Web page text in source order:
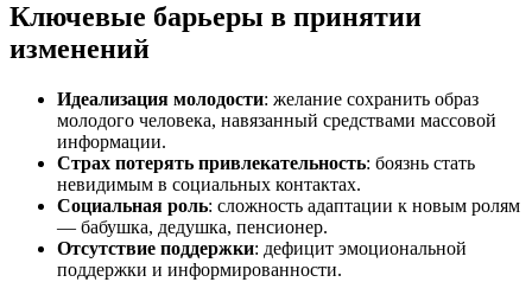
Ключевые барьеры в принятии
изменений
Идеализация молодости: желание сохранить образ
молодого человека, навязанный средствами массовой
информации.
Страх потерять привлекательность: боязнь стать
невидимым в социальных контактах.
Социальная роль: сложность адаптации к новым ролям
— бабушка, дедушка, пенсионер.
Отсутствие поддержки: дефицит эмоциональной
поддержки и информированности.